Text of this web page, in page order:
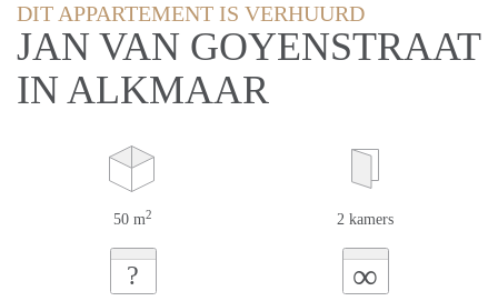
DIT APPARTEMENT IS VERHUURD
JAN VAN GOYENSTRAAT
IN ALKMAAR
50 m2 2 kamers
? ∞